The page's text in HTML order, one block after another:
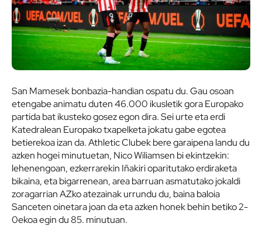
San Mamesek bonbazia-handian ospatu du. Gau osoan
etengabe animatu duten 46.000 ikusletik gora Europako
partida bat ikusteko gosez egon dira. Sei urte eta erdi
Katedralean Europako txapelketa jokatu gabe egotea
betierekoa izan da. Athletic Clubek bere garaipena landu du
azken hogei minutuetan, Nico Wiliamsen bi ekintzekin:
lehenengoan, ezkerrarekin Iñakiri oparitutako erdiraketa
bikaina, eta bigarrenean, area barruan asmatutako jokaldi
zoragarrian AZko atezainak urrundu du, baina baloia
Sanceten oinetara joan da eta azken honek behin betiko 2-
0ekoa egin du 85. minutuan.